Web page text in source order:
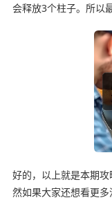
会释放3个柱子。所以
好的，以上就是本期
然如果大家还想看更